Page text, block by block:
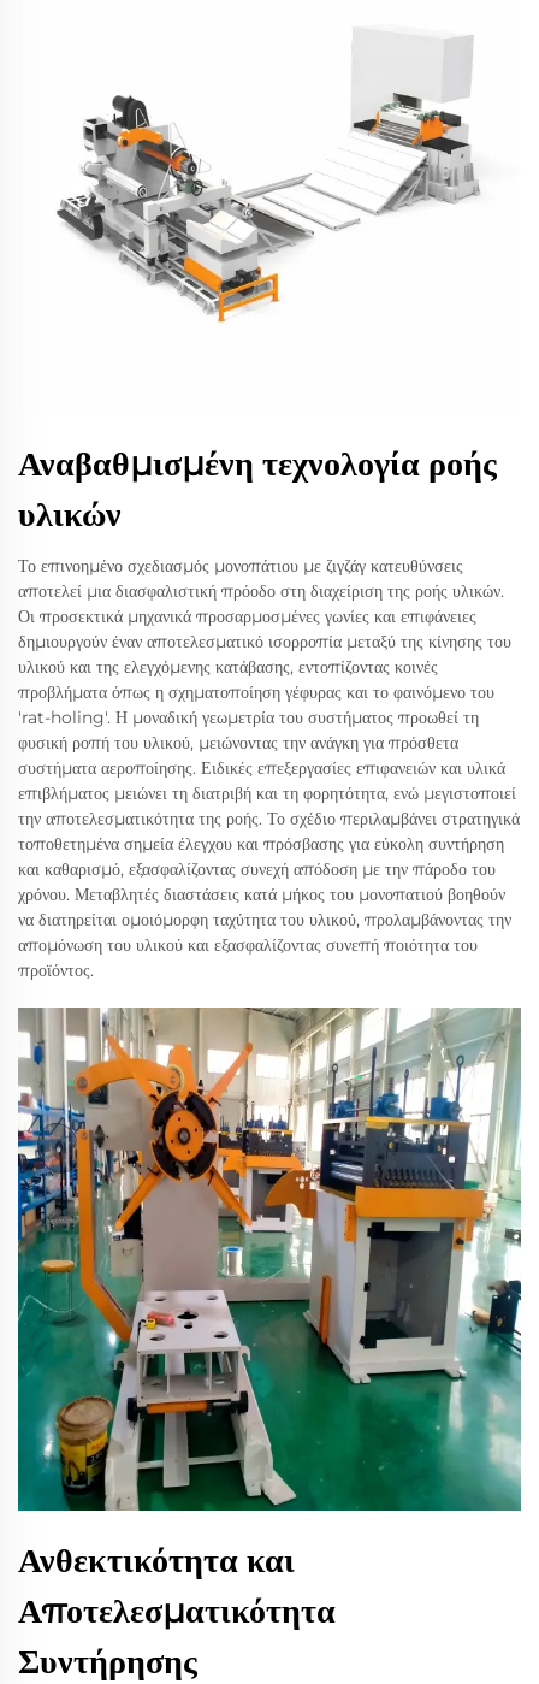
Αναβαθμισμένη τεχνολογία ροής
υλικών
Το επινοημένο σχεδιασμός μονοπάτιου με ζιγζάγ κατευθύνσεις
αποτελεί μια διασφαλιστική πρόοδο στη διαχείριση της ροής υλικών.
Οι προσεκτικά μηχανικά προσαρμοσμένες γωνίες και επιφάνειες
δημιουργούν έναν αποτελεσματικό ισορροπία μεταξύ της κίνησης του
υλικού και της ελεγχόμενης κατάβασης, εντοπίζοντας κοινές
προβλήματα όπως η σχηματοποίηση γέφυρας και το φαινόμενο του
'rat-holing'. Η μοναδική γεωμετρία του συστήματος προωθεί τη
φυσική ροπή του υλικού, μειώνοντας την ανάγκη για πρόσθετα
συστήματα αεροποίησης. Ειδικές επεξεργασίες επιφανειών και υλικά
επιβλήματος μειώνει τη διατριβή και τη φορητότητα, ενώ μεγιστοποιεί
την αποτελεσματικότητα της ροής. Το σχέδιο περιλαμβάνει στρατηγικά
τοποθετημένα σημεία έλεγχου και πρόσβασης για εύκολη συντήρηση
και καθαρισμό, εξασφαλίζοντας συνεχή απόδοση με την πάροδο του
χρόνου. Μεταβλητές διαστάσεις κατά μήκος του μονοπατιού βοηθούν
να διατηρείται ομοιόμορφη ταχύτητα του υλικού, προλαμβάνοντας την
απομόνωση του υλικού και εξασφαλίζοντας συνεπή ποιότητα του
προϊόντος.
Ανθεκτικότητα και
Αποτελεσματικότητα
Συντήρησης